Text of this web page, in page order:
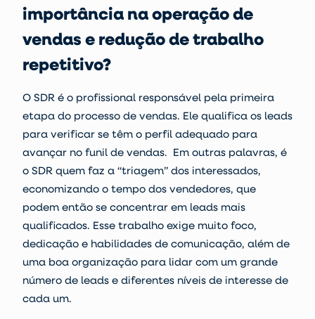
importância na operação de
vendas e redução de trabalho
repetitivo?
O SDR é o profissional responsável pela primeira
etapa do processo de vendas. Ele qualifica os leads
para verificar se têm o perfil adequado para
avançar no funil de vendas. Em outras palavras, é
o SDR quem faz a “triagem” dos interessados,
economizando o tempo dos vendedores, que
podem então se concentrar em leads mais
qualificados. Esse trabalho exige muito foco,
dedicação e habilidades de comunicação, além de
uma boa organização para lidar com um grande
número de leads e diferentes níveis de interesse de
cada um.